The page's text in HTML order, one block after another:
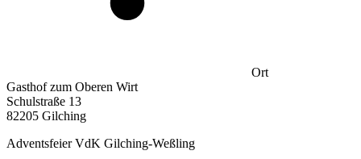
Ort
Gasthof zum Oberen Wirt
Schulstraße 13
82205 Gilching
Adventsfeier VdK Gilching-Weßling